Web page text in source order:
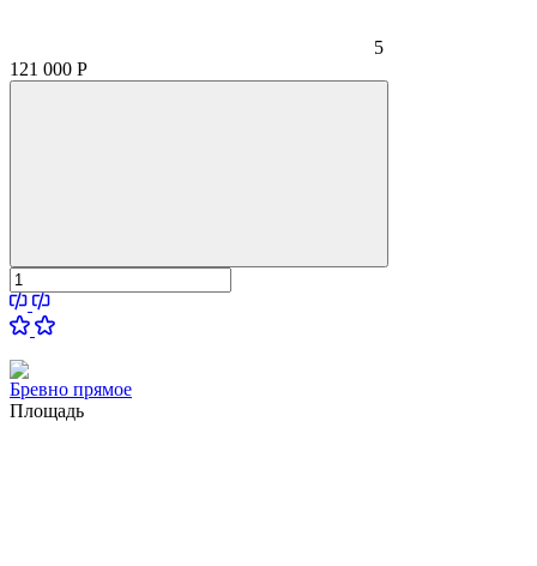
5
121 000 Р
Бревно прямое
Площадь